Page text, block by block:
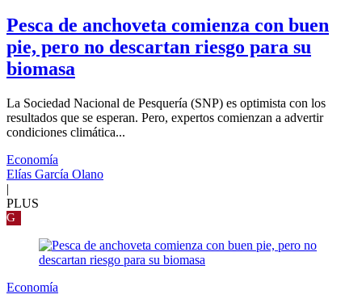
Pesca de anchoveta comienza con buen
pie, pero no descartan riesgo para su
biomasa
La Sociedad Nacional de Pesquería (SNP) es optimista con los
resultados que se esperan. Pero, expertos comienzan a advertir
condiciones climática...
Economía
Elías García Olano
|
PLUS
G
Economía